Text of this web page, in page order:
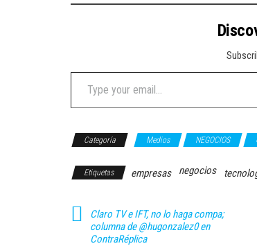
Type your email…
Categoría Medios NEGOCIOS
Etiquetas empresas negocios
Claro TV e IFT, no lo haga compa;
columna de @hugonzalez0 en
ContraRéplica